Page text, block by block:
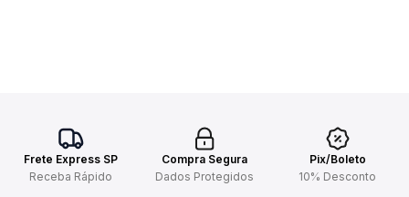
Frete Express SP
Receba Rápido
Compra Segura
Dados Protegidos
Pix/Boleto
10% Desconto